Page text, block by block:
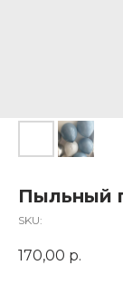
Пыльный
SKU:
170,00 р.